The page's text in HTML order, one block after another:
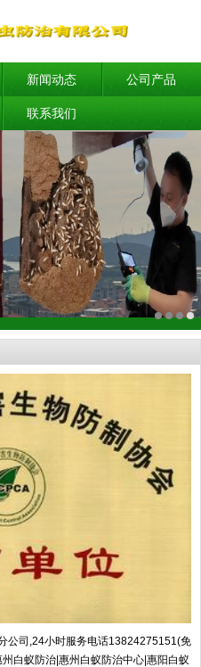
新闻动态 公司产品
联系我们
公司,24小时服务电话13824275151(免
白蚁防治|惠州白蚁防治中心|惠阳白蚁